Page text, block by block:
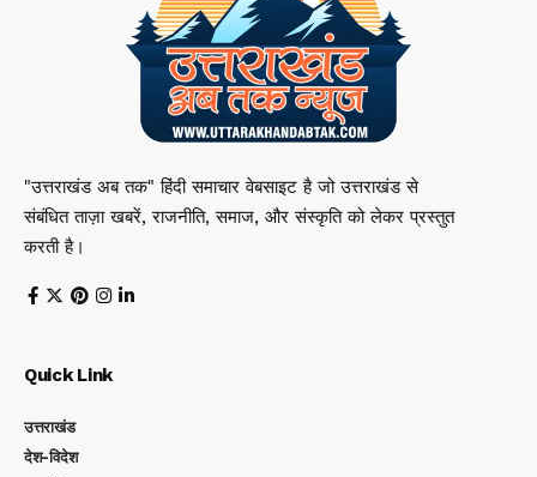
"उत्तराखंड अब तक" हिंदी समाचार वेबसाइट है जो उत्तराखंड से
संबंधित ताज़ा खबरें, राजनीति, समाज, और संस्कृति को लेकर प्रस्तुत
करती है।
Quick Link
उत्तराखंड
देश-विदेश